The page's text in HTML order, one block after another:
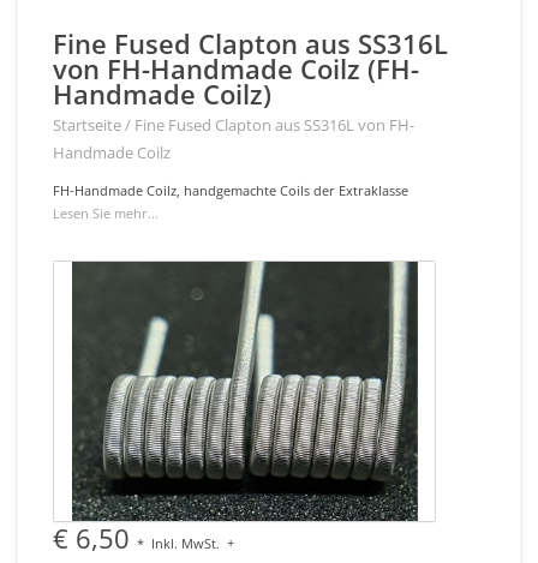
Fine Fused Clapton aus SS316L
von FH-Handmade Coilz (FH-
Handmade Coilz)
Startseite/ Fine Fused Clapton aus SS316L von FH-
Handmade Coilz
FH-Handmade Coilz, handgemachte Coils der Extraklasse
Lesen Sie mehr...
€ 6,50 * Inkl. MwSt. +